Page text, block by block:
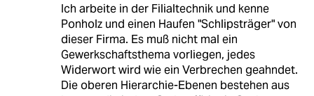
Ich arbeite in der Filialtechnik und kenne
Ponholz und einen Haufen "Schlipsträger" von
dieser Firma. Es muß nicht mal ein
Gewerkschaftsthema vorliegen, jedes
Widerwort wird wie ein Verbrechen geahndet.
Die oberen Hierarchie-Ebenen bestehen aus